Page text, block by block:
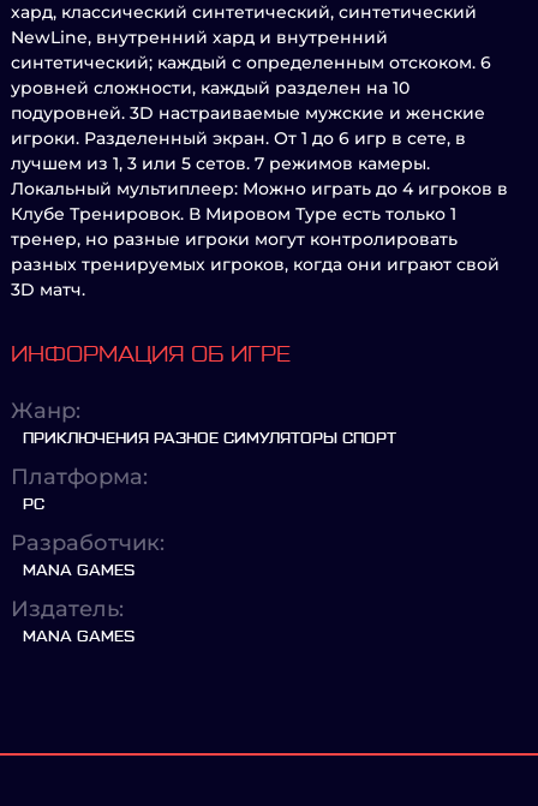
хард, классический синтетический, синтетический
NewLine, внутренний хард и внутренний
синтетический; каждый с определенным отскоком. 6
уровней сложности, каждый разделен на 10
подуровней. 3D настраиваемые мужские и женские
игроки. Разделенный экран. От 1 до 6 игр в сете, в
лучшем из 1, 3 или 5 сетов. 7 режимов камеры.
Локальный мультиплеер: Можно играть до 4 игроков в
Клубе Тренировок. В Мировом Туре есть только 1
тренер, но разные игроки могут контролировать
разных тренируемых игроков, когда они играют свой
3D матч.
ИНФОРМАЦИЯ ОБ ИГРЕ
Жанр:
ПРИКЛЮЧЕНИЯ РАЗНОЕ СИМУЛЯТОРЫ СПОРТ
Платформа:
PC
Разработчик:
MANA GAMES
Издатель:
MANA GAMES